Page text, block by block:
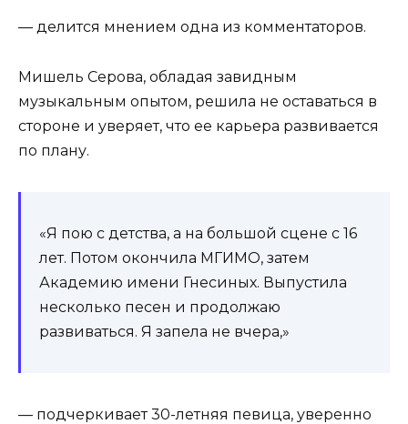
— делится мнением одна из комментаторов.
Мишель Серова, обладая завидным
музыкальным опытом, решила не оставаться в
стороне и уверяет, что ее карьера развивается
по плану.
«Я пою с детства, а на большой сцене с 16
лет. Потом окончила МГИМО, затем
Академию имени Гнесиных. Выпустила
несколько песен и продолжаю
развиваться. Я запела не вчера,»
— подчеркивает 30-летняя певица, уверенно